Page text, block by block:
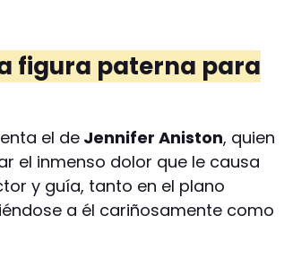
figura paterna para
el deJennifer Aniston, quien
el inmenso dolor que le causa
y guía, tanto en el plano
a él cariñosamente como